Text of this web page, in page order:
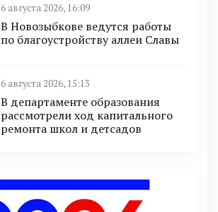
6 августа 2026, 16:09
В Новозыбкове ведутся работы
по благоустройству аллеи Славы
6 августа 2026, 15:13
В департаменте образования
рассмотрели ход капитального
ремонта школ и детсадов